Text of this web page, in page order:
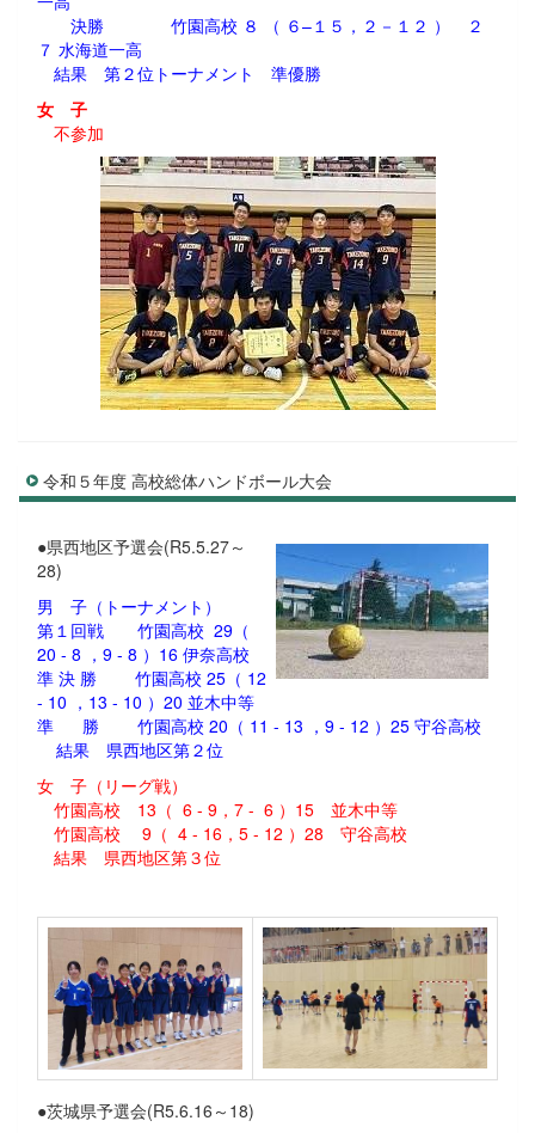
決勝 竹園高校 ８ （ ６–１５，２－１２ ） ２
７ 水海道一高
結果 第２位トーナメント 準優勝
女 子
不参加
令和５年度 高校総体ハンドボール大会
●県西地区予選会(R5.5.27～
28)
男 子（トーナメント）
第１回戦 竹園高校 29（
20 - 8 ，9 - 8 ）16 伊奈高校
準 決 勝 竹園高校 25（ 12
- 10 ，13 - 10 ）20 並木中等
準 勝 竹園高校 20（ 11 - 13 ，9 - 12 ）25 守谷高校
結果 県西地区第２位
女 子（リーグ戦）
竹園高校 13（ 6 - 9，7 - 6 ）15 並木中等
竹園高校 9（ 4 - 16，5 - 12 ）28 守谷高校
結果 県西地区第３位
●茨城県予選会(R5.6.16～18)